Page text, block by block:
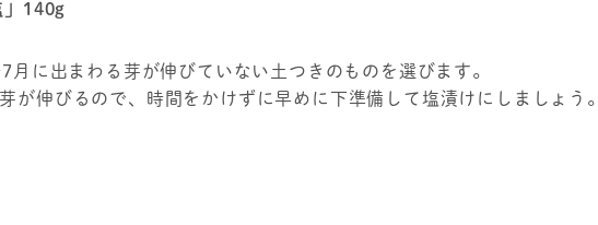
」140g
月に出まわる芽が伸びていない土つきのものを選びます。
が伸びるので、時間をかけずに早めに下準備して塩漬けにしましょう。